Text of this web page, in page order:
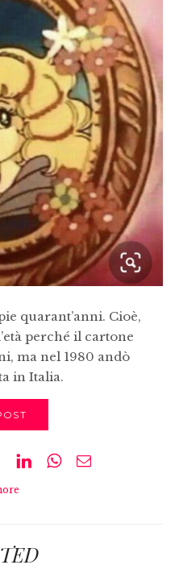
quarant’anni. Cioè,
perché il cartone
ma nel 1980 andò
in Italia.